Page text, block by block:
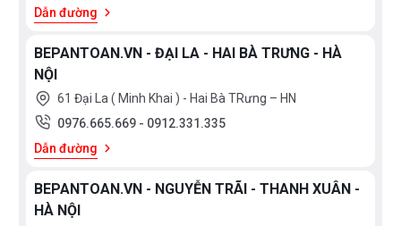
Dẫn đường
BEPANTOAN.VN - ĐẠI LA - HAI BÀ TRƯNG - HÀ
NỘI
61 Đại La ( Minh Khai ) - Hai Bà TRưng – HN
0976.665.669 - 0912.331.335
Dẫn đường
BEPANTOAN.VN - NGUYỄN TRÃI - THANH XUÂN -
HÀ NỘI